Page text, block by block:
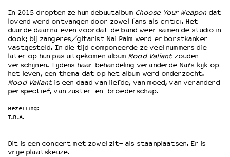
In 2015 dropten ze hun debuutalbum Choose Your Weapondat
lovend werd ontvangen door zowel fans als critici. Het
duurde daarna even voordat de band weer samen de studio in
dook; bij zangeres/gitarist Nai Palm werd er borstkanker
vastgesteld. In die tijd componeerde ze veel nummers die
later op hun pas uitgekomen album Mood Valiantzouden
verschijnen. Tijdens haar behandeling veranderde Nai’s kijk op
het leven, een thema dat op het album werd onderzocht.
Mood Valiantis een daad van liefde, van moed, van veranderd
perspectief, van zuster-en-broederschap.
Bezetting:
T.B.A.
Dit is een concert met zowel zit- als staanplaatsen. Er is
vrije plaatskeuze.